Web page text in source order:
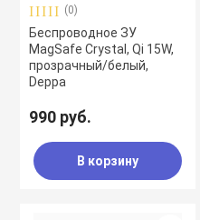
(0)
Беспроводное ЗУ
MagSafe Crystal, Qi 15W,
прозрачный/белый,
Deppa
990 руб.
В корзину